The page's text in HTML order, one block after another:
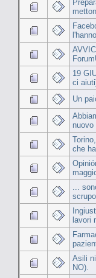
19
ci
Un
nuovo
che
...
lavori
Asili
NO).